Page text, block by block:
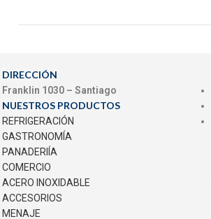
DIRECCIÓN
Franklin 1030 – Santiago
NUESTROS PRODUCTOS
REFRIGERACIÓN
GASTRONOMÍA
PANADERIÍA
COMERCIO
ACERO INOXIDABLE
ACCESORIOS
MENAJE